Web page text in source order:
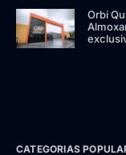
Orbi
CATEGORIAS